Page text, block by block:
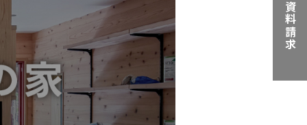
資料請求